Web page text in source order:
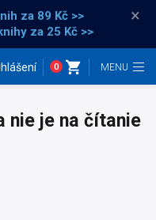
za 89 Kč >>
za 25 Kč >>
×
0
nie je na čítanie